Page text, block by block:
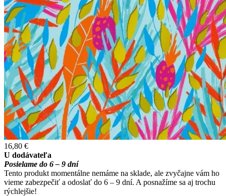
16,80 €
U dodávateľa
Posielame do 6 – 9 dní
Tento produkt momentálne nemáme na sklade, ale zvyčajne vám ho
vieme zabezpečiť a odoslať do 6 – 9 dní. A posnažíme sa aj trochu
rýchlejšie!